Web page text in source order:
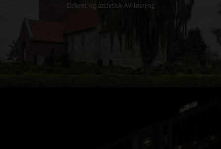
Diskret og æstetisk AV-løsning